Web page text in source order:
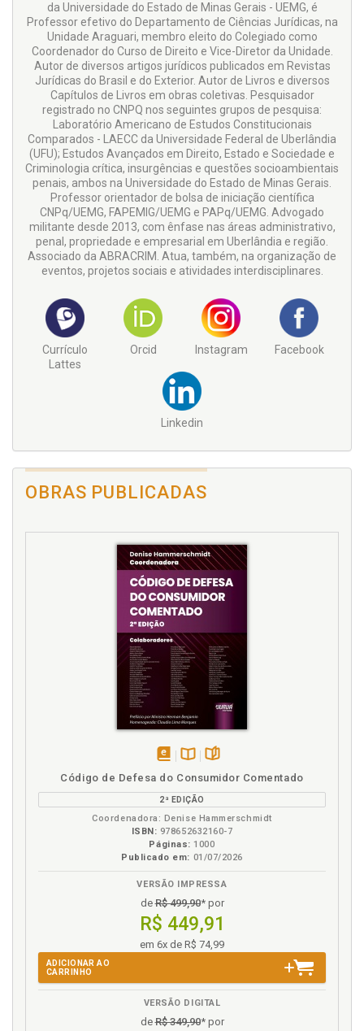
da Universidade do Estado de Minas Gerais - UEMG, é
Professor efetivo do Departamento de Ciências Jurídicas, na
Unidade Araguari, membro eleito do Colegiado como
Coordenador do Curso de Direito e Vice-Diretor da Unidade.
Autor de diversos artigos jurídicos publicados em Revistas
Jurídicas do Brasil e do Exterior. Autor de Livros e diversos
Capítulos de Livros em obras coletivas. Pesquisador
registrado no CNPQ nos seguintes grupos de pesquisa:
Laboratório Americano de Estudos Constitucionais
Comparados - LAECC da Universidade Federal de Uberlândia
(UFU); Estudos Avançados em Direito, Estado e Sociedade e
Criminologia crítica, insurgências e questões socioambientais
penais, ambos na Universidade do Estado de Minas Gerais.
Professor orientador de bolsa de iniciação científica
CNPq/UEMG, FAPEMIG/UEMG e PAPq/UEMG. Advogado
militante desde 2013, com ênfase nas áreas administrativo,
penal, propriedade e empresarial em Uberlândia e região.
Associado da ABRACRIM. Atua, também, na organização de
eventos, projetos sociais e atividades interdisciplinares.
Currículo
Lattes
Orcid Instagram Facebook
Linkedin
OBRAS PUBLICADAS
eBookB.V.
Código de Defesa do Consumidor Comentado
2ª EDIÇÃO
Coordenadora: Denise Hammerschmidt
ISBN: 978652632160-7
Páginas: 1000
Publicado em: 01/07/2026
VERSÃO IMPRESSA
deR$ 499,90* por
R$ 449,91
em 6x de R$ 74,99
ADICIONAR AO
CARRINHO
VERSÃO DIGITAL
deR$ 349,90* por